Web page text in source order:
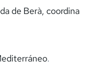
de Berà, coordina
.